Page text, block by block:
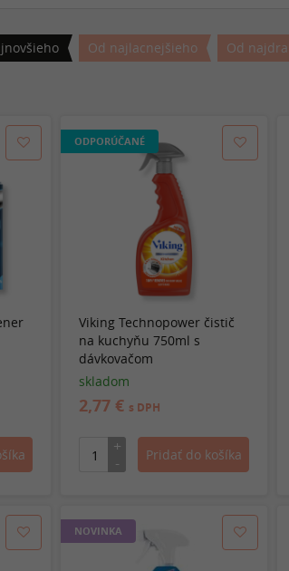
Od najlacnejšieho Od
ODPORÚČANÉ
Viking Technopower čistič
na kuchyňu 750ml s
dávkovačom
skladom
2,77 € s DPH
NOVINKA